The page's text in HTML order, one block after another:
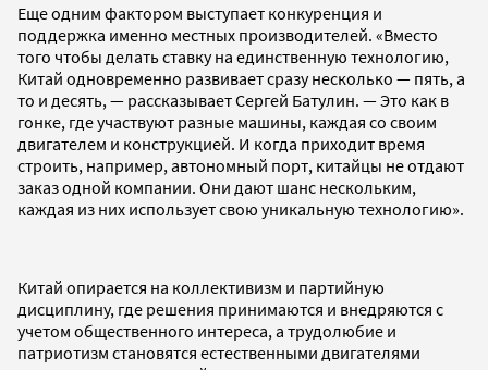
Еще одним фактором выступает конкуренция и
поддержка именно местных производителей. «Вместо
того чтобы делать ставку на единственную технологию,
Китай одновременно развивает сразу несколько — пять, а
то и десять, — рассказывает Сергей Батулин. — Это как в
гонке, где участвуют разные машины, каждая со своим
двигателем и конструкцией. И когда приходит время
строить, например, автономный порт, китайцы не отдают
заказ одной компании. Они дают шанс нескольким,
каждая из них использует свою уникальную технологию».
Китай опирается на коллективизм и партийную
дисциплину, где решения принимаются и внедряются с
учетом общественного интереса, а трудолюбие и
патриотизм становятся естественными двигателями